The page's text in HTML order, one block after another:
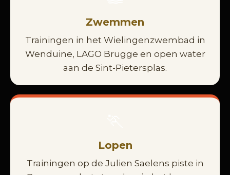
Zwemmen
Trainingen in het Wielingenzwembad in
Wenduine, LAGO Brugge en open water
aan de Sint-Pietersplas.
Lopen
Trainingen op de Julien Saelens piste in